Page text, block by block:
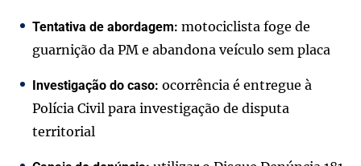
Tentativa de abordagem: motociclista foge de
guarnição da PM e abandona veículo sem placa
Investigação do caso: ocorrência é entregue à
Polícia Civil para investigação de disputa
territorial